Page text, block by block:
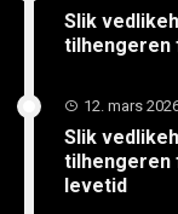
Slik
tilhengeren
12. mars
Slik
tilhengeren
levetid